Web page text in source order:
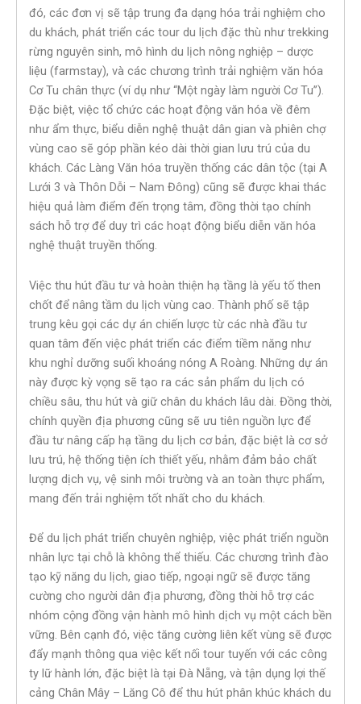
đó, các đơn vị sẽ tập trung đa dạng hóa trải nghiệm cho
du khách, phát triển các tour du lịch đặc thù như trekking
rừng nguyên sinh, mô hình du lịch nông nghiệp – dược
liệu (farmstay), và các chương trình trải nghiệm văn hóa
Cơ Tu chân thực (ví dụ như “Một ngày làm người Cơ Tu”).
Đặc biệt, việc tổ chức các hoạt động văn hóa về đêm
như ẩm thực, biểu diễn nghệ thuật dân gian và phiên chợ
vùng cao sẽ góp phần kéo dài thời gian lưu trú của du
khách. Các Làng Văn hóa truyền thống các dân tộc (tại A
Lưới 3 và Thôn Dỗi – Nam Đông) cũng sẽ được khai thác
hiệu quả làm điểm đến trọng tâm, đồng thời tạo chính
sách hỗ trợ để duy trì các hoạt động biểu diễn văn hóa
nghệ thuật truyền thống.
Việc thu hút đầu tư và hoàn thiện hạ tầng là yếu tố then
chốt để nâng tầm du lịch vùng cao. Thành phố sẽ tập
trung kêu gọi các dự án chiến lược từ các nhà đầu tư
quan tâm đến việc phát triển các điểm tiềm năng như
khu nghỉ dưỡng suối khoáng nóng A Roàng. Những dự án
này được kỳ vọng sẽ tạo ra các sản phẩm du lịch có
chiều sâu, thu hút và giữ chân du khách lâu dài. Đồng thời,
chính quyền địa phương cũng sẽ ưu tiên nguồn lực để
đầu tư nâng cấp hạ tầng du lịch cơ bản, đặc biệt là cơ sở
lưu trú, hệ thống tiện ích thiết yếu, nhằm đảm bảo chất
lượng dịch vụ, vệ sinh môi trường và an toàn thực phẩm,
mang đến trải nghiệm tốt nhất cho du khách.
Để du lịch phát triển chuyên nghiệp, việc phát triển nguồn
nhân lực tại chỗ là không thể thiếu. Các chương trình đào
tạo kỹ năng du lịch, giao tiếp, ngoại ngữ sẽ được tăng
cường cho người dân địa phương, đồng thời hỗ trợ các
nhóm cộng đồng vận hành mô hình dịch vụ một cách bền
vững. Bên cạnh đó, việc tăng cường liên kết vùng sẽ được
đẩy mạnh thông qua việc kết nối tour tuyến với các công
ty lữ hành lớn, đặc biệt là tại Đà Nẵng, và tận dụng lợi thế
cảng Chân Mây – Lăng Cô để thu hút phân khúc khách du